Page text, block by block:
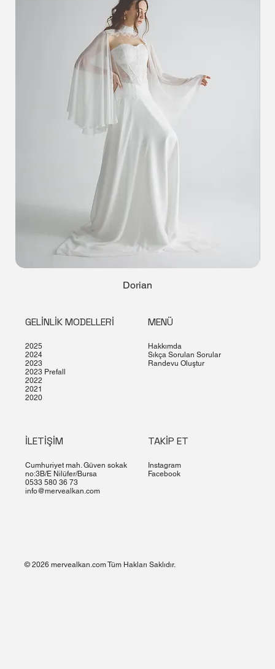
Dorian
GELİNLİK MODELLERİ
2025
2024
2023
2023 Prefall
2022
2021
2020
MENÜ
Hakkımda
Sıkça Sorulan Sorular
Randevu Oluştur
İLETİŞİM
Cumhuriyet mah. Güven sokak
no:3B/E Nilüfer/Bursa
0533 580 36 73
info@mervealkan.com
TAKİP ET
Instagram
Facebook
© 2026 mervealkan.com Tüm Hakları Saklıdır.